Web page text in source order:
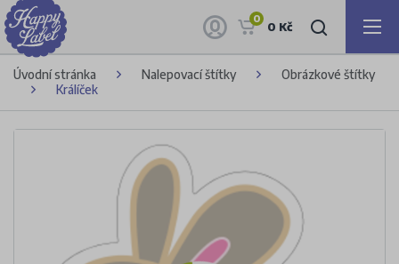
0
0 Kč
Úvodní stránka Nalepovací štítky
Obrázkové štítky
Králíček